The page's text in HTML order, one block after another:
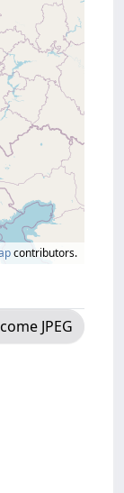
contributors.
JPEG